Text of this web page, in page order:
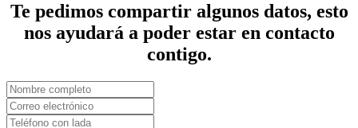
Te pedimos compartir algunos datos, esto
nos ayudará a poder estar en contacto
contigo.